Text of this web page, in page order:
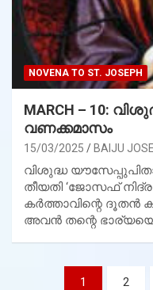
NOVENA TO ST. JOSEPH
MARCH – 10:
വണക്കമാസം
15/03/2025 BAIJU
വിശുദ്ധ
തീയതി ‘ജോസഫ്
കര്‍ത്താവിന്റെ ദൂതന്‍
അവന്‍ തന്റെ ഭാര്യയെ
1 2